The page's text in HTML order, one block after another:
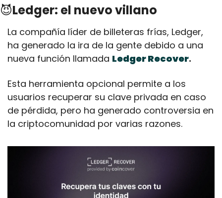
😈Ledger: el nuevo villano
La compañía líder de billeteras frías, Ledger,
ha generado la ira de la gente debido a una
nueva función llamada Ledger Recover.
Esta herramienta opcional permite a los
usuarios recuperar su clave privada en caso
de pérdida, pero ha generado controversia en
la criptocomunidad por varias razones.